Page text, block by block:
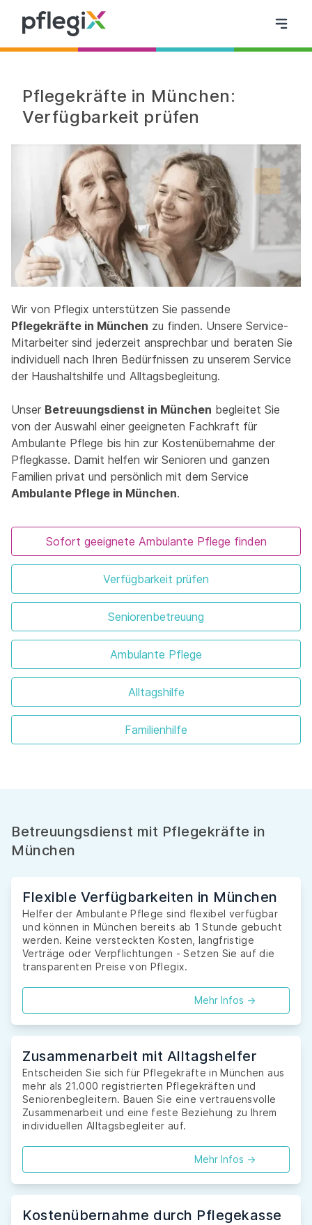
Pflegekräfte in München:
Verfügbarkeit prüfen
Wir von Pflegix unterstützen Sie passende
Pflegekräfte in München zu finden. Unsere Service-
Mitarbeiter sind jederzeit ansprechbar und beraten Sie
individuell nach Ihren Bedürfnissen zu unserem Service
der Haushaltshilfe und Alltagsbegleitung.
Unser Betreuungsdienst in München begleitet Sie
von der Auswahl einer geeigneten Fachkraft für
Ambulante Pflege bis hin zur Kostenübernahme der
Pflegkasse. Damit helfen wir Senioren und ganzen
Familien privat und persönlich mit dem Service
Ambulante Pflege in München.
Sofort geeignete Ambulante Pflege finden
Verfügbarkeit prüfen
Seniorenbetreuung
Ambulante Pflege
Alltagshilfe
Familienhilfe
Betreuungsdienst mit Pflegekräfte in
München
Flexible Verfügbarkeiten in München
Helfer der Ambulante Pflege sind flexibel verfügbar
und können in München bereits ab 1 Stunde gebucht
werden. Keine versteckten Kosten, langfristige
Verträge oder Verpflichtungen - Setzen Sie auf die
transparenten Preise von Pflegix.
Mehr Infos ->
Zusammenarbeit mit Alltagshelfer
Entscheiden Sie sich für Pflegekräfte in München aus
mehr als 21.000 registrierten Pflegekräften und
Seniorenbegleitern. Bauen Sie eine vertrauensvolle
Zusammenarbeit und eine feste Beziehung zu Ihrem
individuellen Alltagsbegleiter auf.
Mehr Infos ->
Kostenübernahme durch Pflegekasse